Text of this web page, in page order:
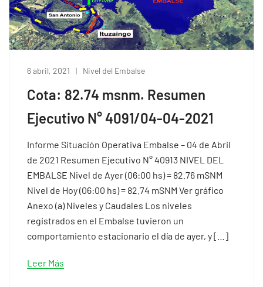
6 abril, 2021 Nivel del Embalse
Cota: 82.74 msnm. Resumen
Ejecutivo N° 4091/04-04-2021
Informe Situación Operativa Embalse – 04 de Abril
de 2021 Resumen Ejecutivo N° 40913 NIVEL DEL
EMBALSE Nivel de Ayer (06:00 hs) = 82.76 mSNM
Nivel de Hoy (06:00 hs) = 82.74 mSNM Ver gráfico
Anexo (a) Niveles y Caudales Los niveles
registrados en el Embalse tuvieron un
comportamiento estacionario el día de ayer, y […]
Leer Más